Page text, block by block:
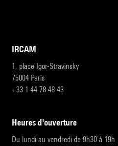
IRCAM
1, place Igor-Stravinsky
75004 Paris
+33 1 44 78 48 43
heures d'ouverture
Du lundi au vendredi de 9h30 à 19h